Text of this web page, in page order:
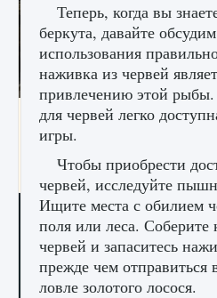
Как исправить текстовую
пользовательского
Force Hawk Ops
9 августа 2024 1
Теперь, когда вы
беркута, давайте
использования
наживка из червей
привлечению этой
для червей легко
игры.
Чтобы приобрести
червей, исследуйте
Ищите места с обилием
поля или леса.
червей и запаситесь
прежде чем
ловле золотого лосося.